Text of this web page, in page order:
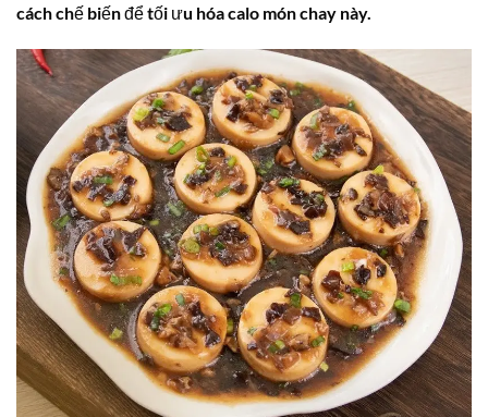
cách chế biến để tối ưu hóacalo món chay này.